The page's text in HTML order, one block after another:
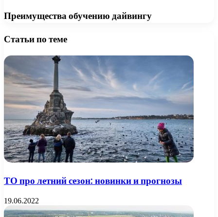
Преимущества обучению дайвингу
Статьи по теме
ТО про летний сезон: новинки и прогнозы
19.06.2022